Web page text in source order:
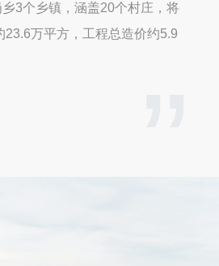
3个乡镇，涵盖20个村庄，将
万平方，工程总造价约5.9